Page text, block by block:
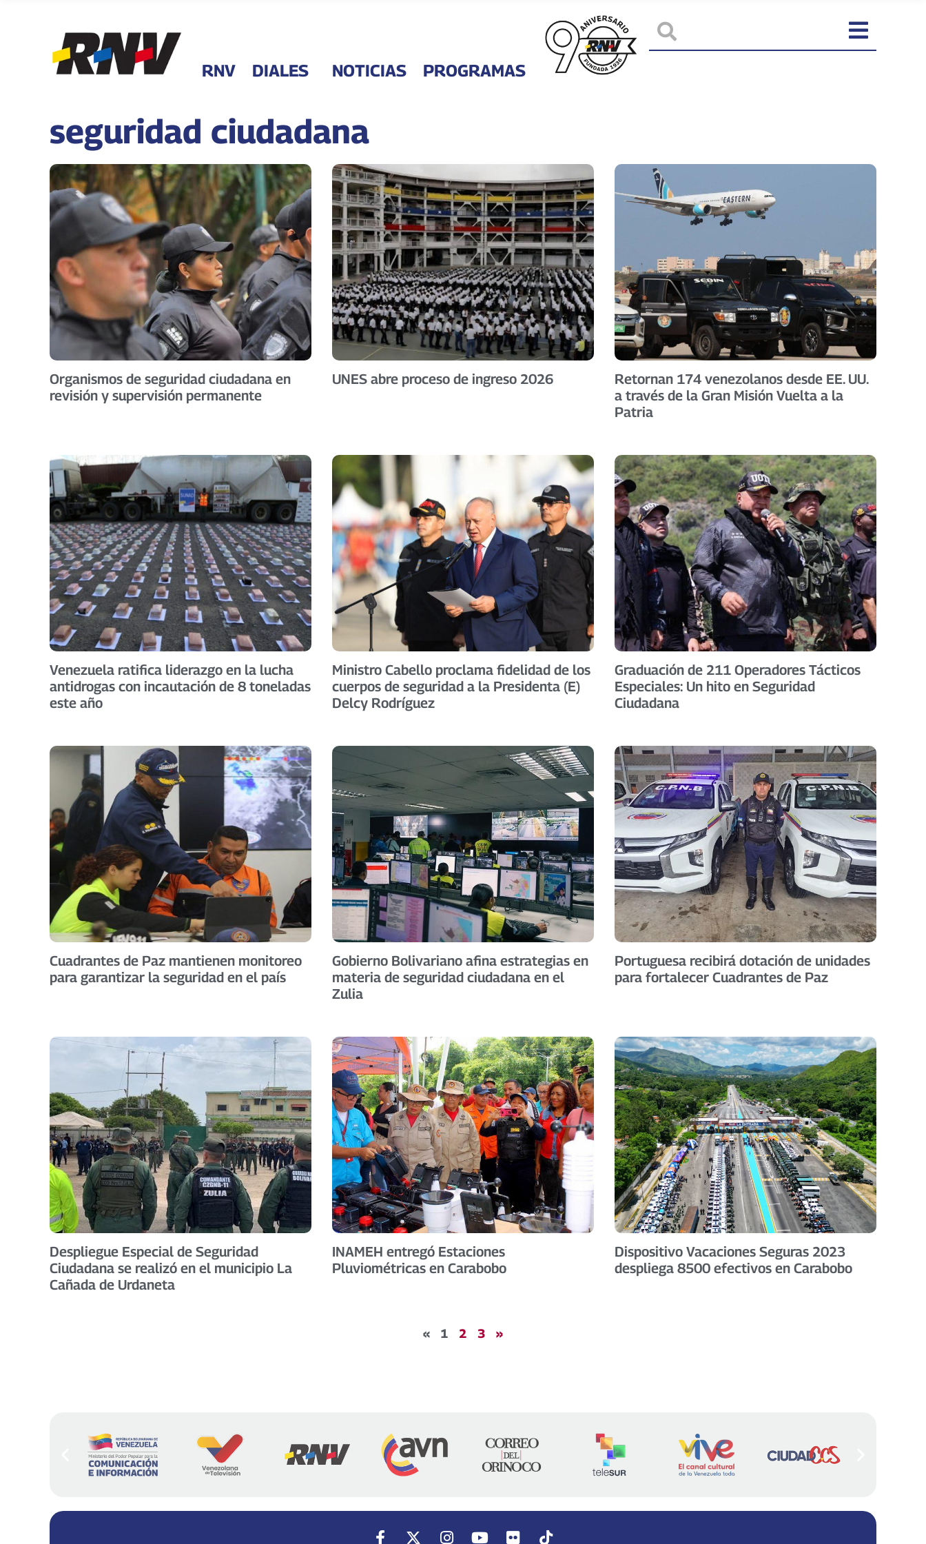
RNV DIALES NOTICIAS PROGRAMAS
seguridad ciudadana
Organismos de seguridad ciudadana en
revisión y supervisión permanente
UNES abre proceso de ingreso 2026
Retornan 174 venezolanos desde EE. UU.
a través de la Gran Misión Vuelta a la
Patria
Venezuela ratifica liderazgo en la lucha
antidrogas con incautación de 8 toneladas
este año
Ministro Cabello proclama fidelidad de los
cuerpos de seguridad a la Presidenta (E)
Delcy Rodríguez
Graduación de 211 Operadores Tácticos
Especiales: Un hito en Seguridad
Ciudadana
Cuadrantes de Paz mantienen monitoreo
para garantizar la seguridad en el país
Gobierno Bolivariano afina estrategias en
materia de seguridad ciudadana en el
Zulia
Portuguesa recibirá dotación de unidades
para fortalecer Cuadrantes de Paz
Despliegue Especial de Seguridad
Ciudadana se realizó en el municipio La
Cañada de Urdaneta
INAMEH entregó Estaciones
Pluviométricas en Carabobo
Dispositivo Vacaciones Seguras 2023
despliega 8500 efectivos en Carabobo
« 1 2 3 »